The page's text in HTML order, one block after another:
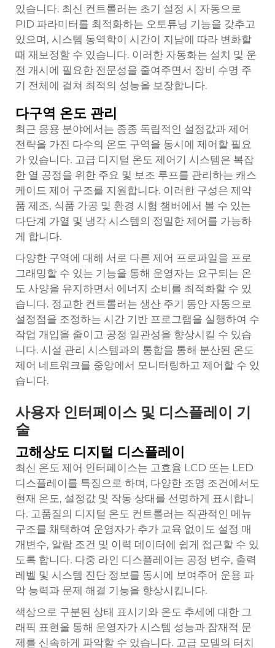
있습니다. 최신 컨트롤러는 초기 설정 시 자동으로
PID 파라미터를 최적화하는 오토튜닝 기능을 갖추고
있으며, 시스템 동역학이 시간이 지남에 따라 변화할
때 재보정할 수 있습니다. 이러한 자동화는 설치 및 운
전 개시에 필요한 전문성을 줄여주면서 장비 수명 주
기 전체에 걸쳐 최적의 성능을 보장합니다.
다구역 온도 관리
최근 응용 분야에서는 종종 독립적인 설정값과 제어
전략을 가진 다수의 온도 구역을 동시에 제어할 필요
가 있습니다. 고급 디지털 온도 제어기 시스템은 복잡
한 열 공정을 위한 주요 및 보조 루프를 관리하는 캐스
케이드 제어 구조를 지원합니다. 이러한 구성은 제약
품 제조, 식품 가공 및 환경 시험 챔버에서 볼 수 있는
다단계 가열 및 냉각 시스템의 정밀한 제어를 가능하
게 합니다.
다양한 구역에 대해 서로 다른 제어 프로파일을 프로
그래밍할 수 있는 기능을 통해 운영자는 요구되는 온
도 사양을 유지하면서 에너지 소비를 최적화할 수 있
습니다. 정교한 컨트롤러는 생산 주기 동안 자동으로
설정점을 조정하는 시간 기반 프로그램을 실행하여 수
작업 개입을 줄이고 공정 일관성을 향상시킬 수 있습
니다. 시설 관리 시스템과의 통합을 통해 분산된 온도
제어 네트워크를 중앙에서 모니터링하고 제어할 수 있
습니다.
사용자 인터페이스 및 디스플레이 기
술
고해상도 디지털 디스플레이
최신 온도 제어 인터페이스는 고효율 LCD 또는 LED
디스플레이를 특징으로 하며, 다양한 조명 조건에서도
현재 온도, 설정값 및 작동 상태를 선명하게 표시합니
다. 고품질의 디지털 온도 컨트롤러는 직관적인 메뉴
구조를 채택하여 운영자가 추가 교육 없이도 설정 매
개변수, 알람 조건 및 이력 데이터에 쉽게 접근할 수 있
도록 합니다. 다중 라인 디스플레이는 공정 변수, 출력
레벨 및 시스템 진단 정보를 동시에 보여주어 운용 파
악 능력과 문제 해결 기능을 향상시킵니다.
색상으로 구분된 상태 표시기와 온도 추세에 대한 그
래픽 표현을 통해 운영자가 시스템 성능과 잠재적 문
제를 신속하게 파악할 수 있습니다. 고급 모델의 터치